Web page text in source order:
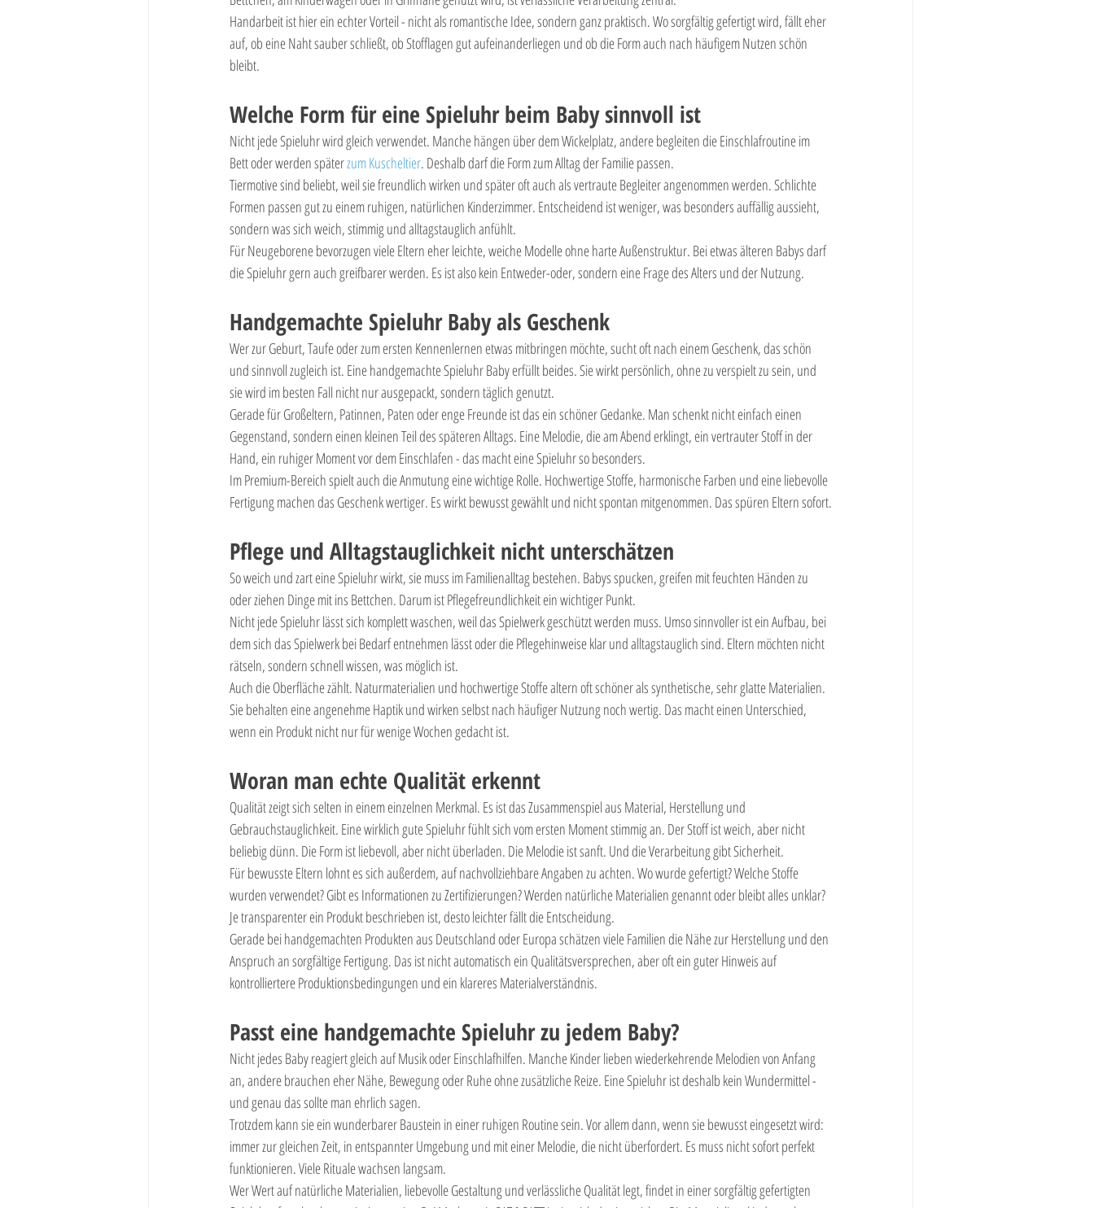
Handarbeit ist hier ein echter Vorteil - nicht als romantische Idee, sondern ganz praktisch. Wo sorgfältig gefertigt wird, fällt eher
auf, ob eine Naht sauber schließt, ob Stofflagen gut aufeinanderliegen und ob die Form auch nach häufigem Nutzen schön
bleibt.
Welche Form für eine Spieluhr beim Baby sinnvoll ist
Nicht jede Spieluhr wird gleich verwendet. Manche hängen über dem Wickelplatz, andere begleiten die Einschlafroutine im
Bett oder werden später zum Kuscheltier. Deshalb darf die Form zum Alltag der Familie passen.
Tiermotive sind beliebt, weil sie freundlich wirken und später oft auch als vertraute Begleiter angenommen werden. Schlichte
Formen passen gut zu einem ruhigen, natürlichen Kinderzimmer. Entscheidend ist weniger, was besonders auffällig aussieht,
sondern was sich weich, stimmig und alltagstauglich anfühlt.
Für Neugeborene bevorzugen viele Eltern eher leichte, weiche Modelle ohne harte Außenstruktur. Bei etwas älteren Babys darf
die Spieluhr gern auch greifbarer werden. Es ist also kein Entweder-oder, sondern eine Frage des Alters und der Nutzung.
Handgemachte Spieluhr Baby als Geschenk
Wer zur Geburt, Taufe oder zum ersten Kennenlernen etwas mitbringen möchte, sucht oft nach einem Geschenk, das schön
und sinnvoll zugleich ist. Eine handgemachte Spieluhr Baby erfüllt beides. Sie wirkt persönlich, ohne zu verspielt zu sein, und
sie wird im besten Fall nicht nur ausgepackt, sondern täglich genutzt.
Gerade für Großeltern, Patinnen, Paten oder enge Freunde ist das ein schöner Gedanke. Man schenkt nicht einfach einen
Gegenstand, sondern einen kleinen Teil des späteren Alltags. Eine Melodie, die am Abend erklingt, ein vertrauter Stoff in der
Hand, ein ruhiger Moment vor dem Einschlafen - das macht eine Spieluhr so besonders.
Im Premium-Bereich spielt auch die Anmutung eine wichtige Rolle. Hochwertige Stoffe, harmonische Farben und eine liebevolle
Fertigung machen das Geschenk wertiger. Es wirkt bewusst gewählt und nicht spontan mitgenommen. Das spüren Eltern sofort.
Pflege und Alltagstauglichkeit nicht unterschätzen
So weich und zart eine Spieluhr wirkt, sie muss im Familienalltag bestehen. Babys spucken, greifen mit feuchten Händen zu
oder ziehen Dinge mit ins Bettchen. Darum ist Pflegefreundlichkeit ein wichtiger Punkt.
Nicht jede Spieluhr lässt sich komplett waschen, weil das Spielwerk geschützt werden muss. Umso sinnvoller ist ein Aufbau, bei
dem sich das Spielwerk bei Bedarf entnehmen lässt oder die Pflegehinweise klar und alltagstauglich sind. Eltern möchten nicht
rätseln, sondern schnell wissen, was möglich ist.
Auch die Oberfläche zählt. Naturmaterialien und hochwertige Stoffe altern oft schöner als synthetische, sehr glatte Materialien.
Sie behalten eine angenehme Haptik und wirken selbst nach häufiger Nutzung noch wertig. Das macht einen Unterschied,
wenn ein Produkt nicht nur für wenige Wochen gedacht ist.
Woran man echte Qualität erkennt
Qualität zeigt sich selten in einem einzelnen Merkmal. Es ist das Zusammenspiel aus Material, Herstellung und
Gebrauchstauglichkeit. Eine wirklich gute Spieluhr fühlt sich vom ersten Moment stimmig an. Der Stoff ist weich, aber nicht
beliebig dünn. Die Form ist liebevoll, aber nicht überladen. Die Melodie ist sanft. Und die Verarbeitung gibt Sicherheit.
Für bewusste Eltern lohnt es sich außerdem, auf nachvollziehbare Angaben zu achten. Wo wurde gefertigt? Welche Stoffe
wurden verwendet? Gibt es Informationen zu Zertifizierungen? Werden natürliche Materialien genannt oder bleibt alles unklar?
Je transparenter ein Produkt beschrieben ist, desto leichter fällt die Entscheidung.
Gerade bei handgemachten Produkten aus Deutschland oder Europa schätzen viele Familien die Nähe zur Herstellung und den
Anspruch an sorgfältige Fertigung. Das ist nicht automatisch ein Qualitätsversprechen, aber oft ein guter Hinweis auf
kontrolliertere Produktionsbedingungen und ein klareres Materialverständnis.
Passt eine handgemachte Spieluhr zu jedem Baby?
Nicht jedes Baby reagiert gleich auf Musik oder Einschlafhilfen. Manche Kinder lieben wiederkehrende Melodien von Anfang
an, andere brauchen eher Nähe, Bewegung oder Ruhe ohne zusätzliche Reize. Eine Spieluhr ist deshalb kein Wundermittel -
und genau das sollte man ehrlich sagen.
Trotzdem kann sie ein wunderbarer Baustein in einer ruhigen Routine sein. Vor allem dann, wenn sie bewusst eingesetzt wird:
immer zur gleichen Zeit, in entspannter Umgebung und mit einer Melodie, die nicht überfordert. Es muss nicht sofort perfekt
funktionieren. Viele Rituale wachsen langsam.
Wer Wert auf natürliche Materialien, liebevolle Gestaltung und verlässliche Qualität legt, findet in einer sorgfältig gefertigten